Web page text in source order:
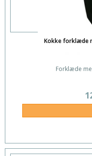
Kokke forklæde
Forklæde